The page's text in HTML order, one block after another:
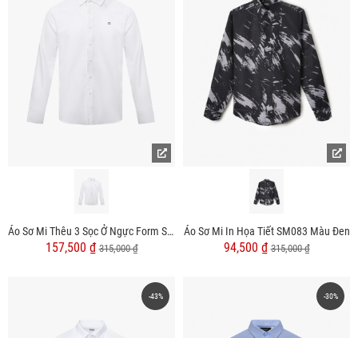
Áo Sơ Mi Thêu 3 Sọc Ở Ngực Form Slimfit SM163
157,500 ₫315,000 ₫
Áo Sơ Mi In Họa Tiết SM083 Màu Đen
94,500 ₫315,000 ₫
-43% -30%